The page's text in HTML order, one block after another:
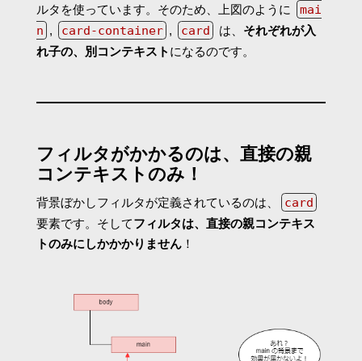
ルタを使っています。そのため、上図のように
mai
n , card-container , card は、 それぞれが入
れ子の、別コンテキスト になるのです。
フィルタがかかるのは、直接の親
コンテキストのみ！
背景ぼかしフィルタが定義されているのは、 card
要素です。そしてフィルタは、直接の親コンテキス
トのみにしかかかりません！